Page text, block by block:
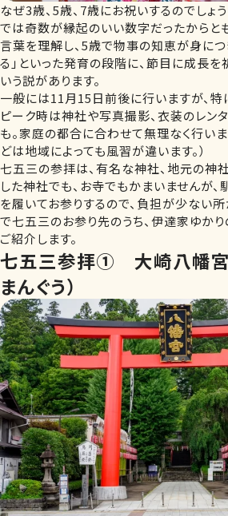
なぜ3歳、5歳、7歳にお祝いするのでしょ
では奇数が縁起のいい数字だったからと
言葉を理解し、5歳で物事の知恵が身に
る」といった発育の段階に、節目に成長
いう説があります。
一般には11月15日前後に行いますが、特
ピーク時は神社や写真撮影、衣装のレン
も。家庭の都合に合わせて無理なく行いま
どは地域によっても風習が違います。）
七五三の参拝は、有名な神社、地元の神
した神社でも、お寺でもかまいませんが
を履いてお参りするので、負担が少ない
で七五三のお参り先のうち、伊達家ゆか
ご紹介します。
七五三参拝① 大崎八幡
まんぐう）